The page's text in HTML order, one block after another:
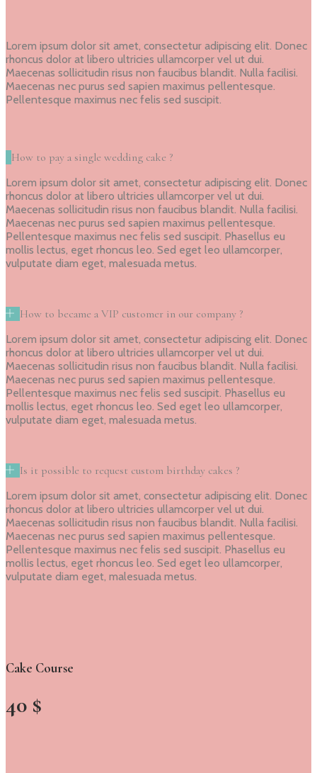
Lorem ipsum dolor sit amet, consectetur adipiscing elit. Donec
rhoncus dolor at libero ultricies ullamcorper vel ut dui.
Maecenas sollicitudin risus non faucibus blandit. Nulla facilisi.
Maecenas nec purus sed sapien maximus pellentesque.
Pellentesque maximus nec felis sed suscipit.
How to pay a single wedding cake ?
Lorem ipsum dolor sit amet, consectetur adipiscing elit. Donec
rhoncus dolor at libero ultricies ullamcorper vel ut dui.
Maecenas sollicitudin risus non faucibus blandit. Nulla facilisi.
Maecenas nec purus sed sapien maximus pellentesque.
Pellentesque maximus nec felis sed suscipit. Phasellus eu
mollis lectus, eget rhoncus leo. Sed eget leo ullamcorper,
vulputate diam eget, malesuada metus.
How to became a VIP customer in our company ?
Lorem ipsum dolor sit amet, consectetur adipiscing elit. Donec
rhoncus dolor at libero ultricies ullamcorper vel ut dui.
Maecenas sollicitudin risus non faucibus blandit. Nulla facilisi.
Maecenas nec purus sed sapien maximus pellentesque.
Pellentesque maximus nec felis sed suscipit. Phasellus eu
mollis lectus, eget rhoncus leo. Sed eget leo ullamcorper,
vulputate diam eget, malesuada metus.
Is it possible to request custom birthday cakes ?
Lorem ipsum dolor sit amet, consectetur adipiscing elit. Donec
rhoncus dolor at libero ultricies ullamcorper vel ut dui.
Maecenas sollicitudin risus non faucibus blandit. Nulla facilisi.
Maecenas nec purus sed sapien maximus pellentesque.
Pellentesque maximus nec felis sed suscipit. Phasellus eu
mollis lectus, eget rhoncus leo. Sed eget leo ullamcorper,
vulputate diam eget, malesuada metus.
Cake Course
40 $